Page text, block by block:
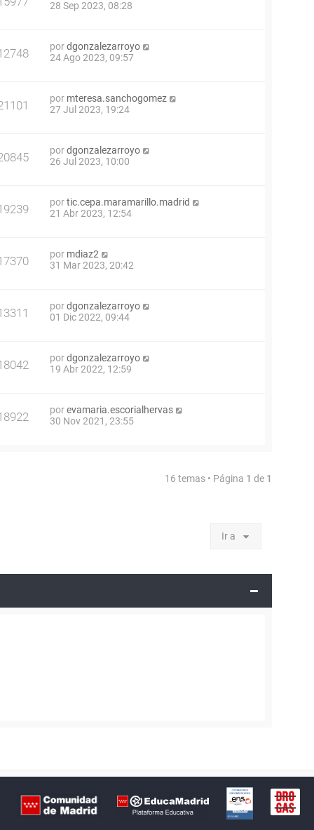
28 Sep 2023, 08:28
pordgonzalezarroyo
24 Ago 2023, 09:57
por mteresa.sanchogomez
27 Jul 2023, 19:24
pordgonzalezarroyo
26 Jul 2023, 10:00
portic.cepa.maramarillo.madrid
21 Abr 2023, 12:54
por mdiaz2
31 Mar 2023, 20:42
pordgonzalezarroyo
01 Dic 2022, 09:44
pordgonzalezarroyo
19 Abr 2022, 12:59
porevamaria.escorialhervas
30 Nov 2021, 23:55
16 temas • Página 1 de 1
Ir a
CertificaciónBuzón